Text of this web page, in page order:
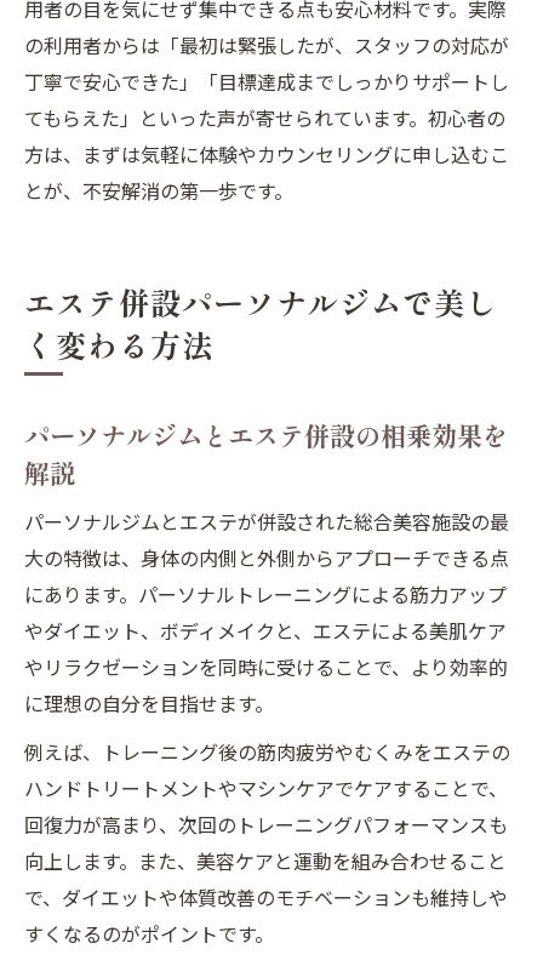
用者の目を気にせず集中できる点も安心材料です。実際
の利用者からは「最初は緊張したが、スタッフの対応が
丁寧で安心できた」「目標達成までしっかりサポートし
てもらえた」といった声が寄せられています。初心者の
方は、まずは気軽に体験やカウンセリングに申し込むこ
とが、不安解消の第一歩です。
エステ併設パーソナルジムで美し
く変わる方法
パーソナルジムとエステ併設の相乗効果を
解説
パーソナルジムとエステが併設された総合美容施設の最
大の特徴は、身体の内側と外側からアプローチできる点
にあります。パーソナルトレーニングによる筋力アップ
やダイエット、ボディメイクと、エステによる美肌ケア
やリラクゼーションを同時に受けることで、より効率的
に理想の自分を目指せます。
例えば、トレーニング後の筋肉疲労やむくみをエステの
ハンドトリートメントやマシンケアでケアすることで、
回復力が高まり、次回のトレーニングパフォーマンスも
向上します。また、美容ケアと運動を組み合わせること
で、ダイエットや体質改善のモチベーションも維持しや
すくなるのがポイントです。